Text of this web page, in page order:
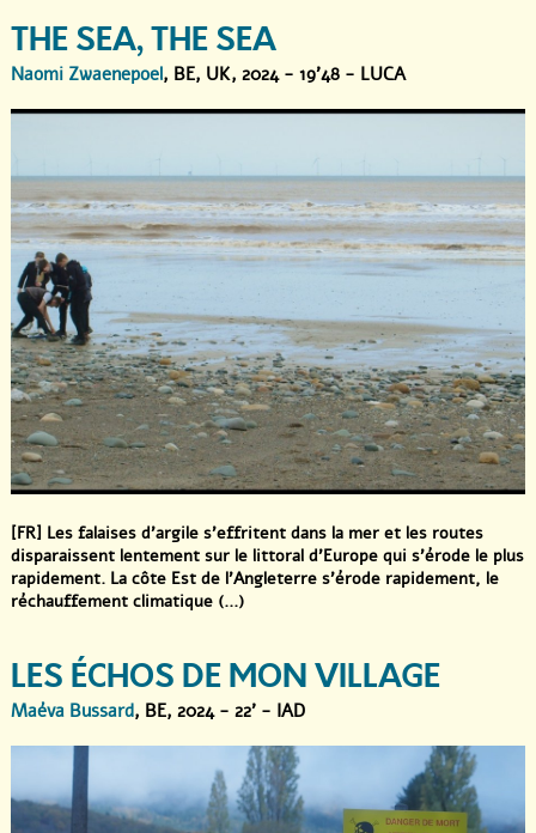
THE SEA, THE SEA
Naomi Zwaenepoel, BE, UK, 2024 - 19’48 - LUCA
[FR] Les falaises d’argile s’effritent dans la mer et les routes
disparaissent lentement sur le littoral d’Europe qui s’érode le plus
rapidement. La côte Est de l’Angleterre s’érode rapidement, le
réchauffement climatique (...)
LES ÉCHOS DE MON VILLAGE
Maéva Bussard, BE, 2024 - 22' - IAD